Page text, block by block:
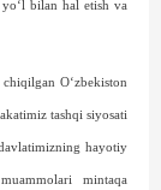
bilan hal etish va
O‘zbekiston
tashqi siyosati
hayo­tiy
mintaqa